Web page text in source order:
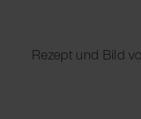
Rezept und Bild